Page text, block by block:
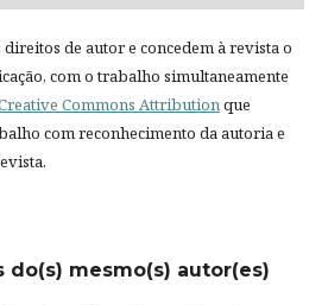
de autor e concedem à revista o
com o trabalho simultaneamente
Commons Attributionque
com reconhecimento da autoria e
mesmo(s) autor(es)